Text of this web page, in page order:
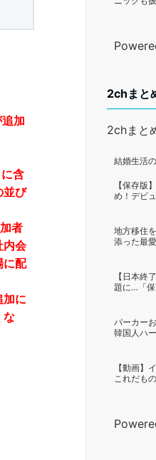
加
含
並び
者
内会
に配
加に
な
2chまと
2chまと
結婚生活
【保存版
め！デビ
地方移住
添った最
【日本終
題に…「保
パーカー
韓国人ハ
【動画】
これだもの